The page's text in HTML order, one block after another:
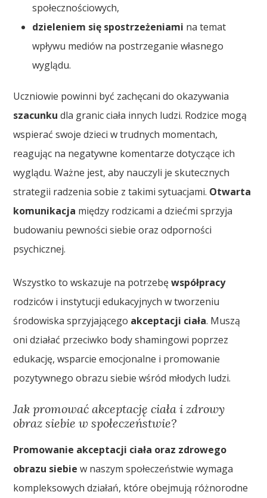
społecznościowych,
dzieleniem się spostrzeżeniami na temat
wpływu mediów na postrzeganie własnego
wyglądu.
Uczniowie powinni być zachęcani do okazywania
szacunku dla granic ciała innych ludzi. Rodzice mogą
wspierać swoje dzieci w trudnych momentach,
reagując na negatywne komentarze dotyczące ich
wyglądu. Ważne jest, aby nauczyli je skutecznych
strategii radzenia sobie z takimi sytuacjami. Otwarta
komunikacja między rodzicami a dziećmi sprzyja
budowaniu pewności siebie oraz odporności
psychicznej.
Wszystko to wskazuje na potrzebęwspółpracy
rodziców i instytucji edukacyjnych w tworzeniu
środowiska sprzyjającego akceptacji ciała. Muszą
oni działać przeciwko body shamingowi poprzez
edukację, wsparcie emocjonalne i promowanie
pozytywnego obrazu siebie wśród młodych ludzi.
Jak promować akceptację ciała i zdrowy
obraz siebie w społeczeństwie?
Promowanie akceptacji ciała oraz zdrowego
obrazu siebie w naszym społeczeństwie wymaga
kompleksowych działań, które obejmują różnorodne